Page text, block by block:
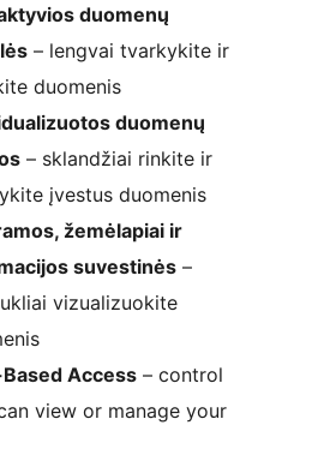
duomenų
– lengvai tvarkykite ir
duomenis
duomenų
– sklandžiai rinkite ir
įvestus duomenis
žemėlapiai ir
suvestinės –
vizualizuokite
Access – control
view or manage your